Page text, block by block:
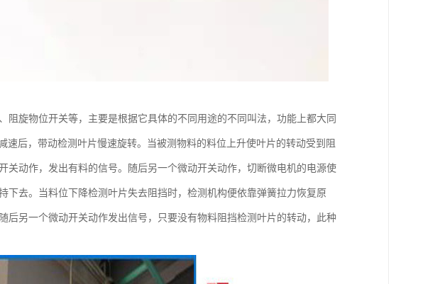
阻旋物位开关等，主要是根据它具体的不同用途的不同叫法，功能上都大同
速后，带动检测叶片慢速旋转。当被测物料的料位上升使叶片的转动受到阻
关动作，发出有料的信号。随后另一个微动开关动作，切断微电机的电源使
下去。当料位下降检测叶片失去阻挡时，检测机构便依靠弹簧拉力恢复原
后另一个微动开关动作发出信号，只要没有物料阻挡检测叶片的转动，此种